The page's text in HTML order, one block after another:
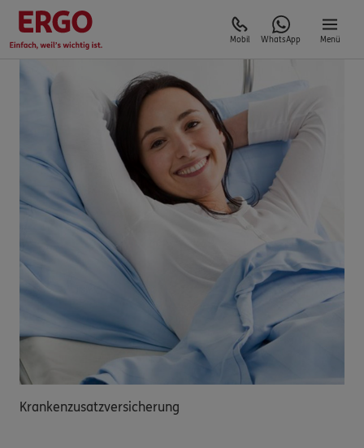
Mobil WhatsApp Menü
Krankenzusatzversicherung